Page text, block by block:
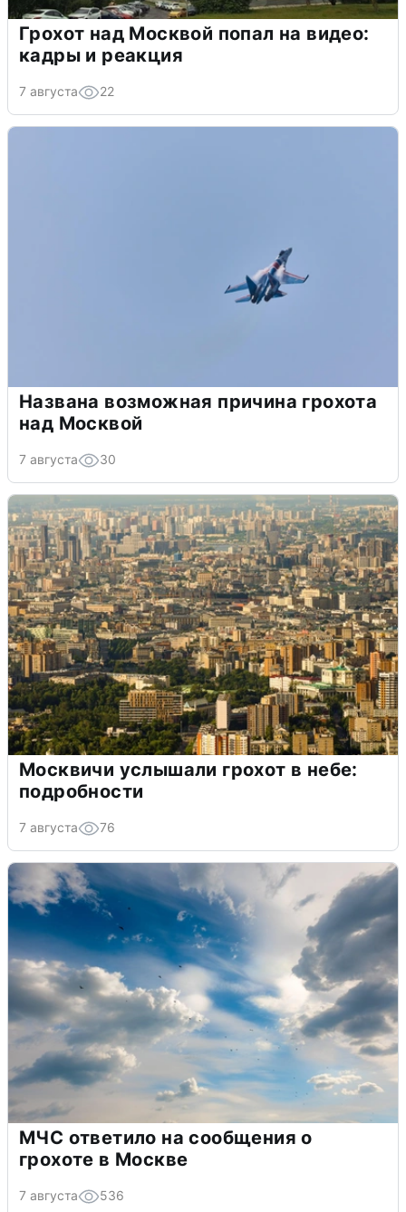
Грохот над Москвой попал на видео:
кадры и реакция
7 августа 22
Названа возможная причина грохота
над Москвой
7 августа 30
Москвичи услышали грохот в небе:
подробности
7 августа 76
МЧС ответило на сообщения о
грохоте в Москве
7 августа 536